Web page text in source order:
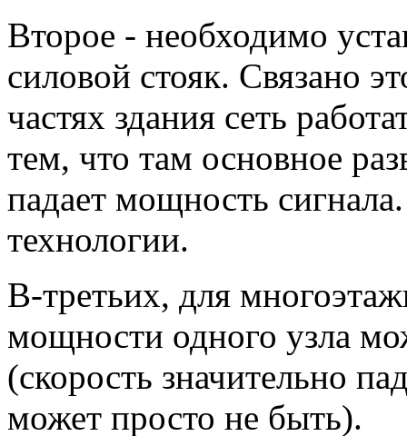
Второе - необходимо
силовой стояк. Связано
частях здания сеть
тем, что там основное
падает мощность
технологии.
В-третьих, для
мощности одного узла
(скорость значительно
может просто не быть).